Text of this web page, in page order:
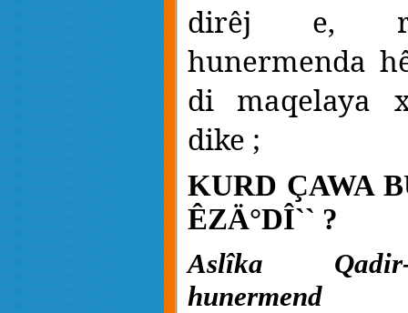
dirêj e,
hunermenda
di maqelaya
dike ;
KURD ÇAWA
ÊZÄ°DÎ`` ?
Aslîka
hunermend